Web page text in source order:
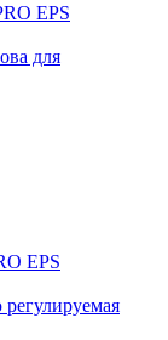
EPS
для
EPS